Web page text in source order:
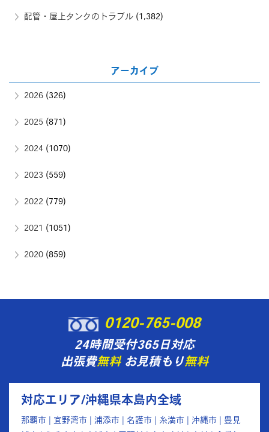
配管・屋上タンクのトラブル (1,382)
アーカイブ
2026 (326)
2025 (871)
2024 (1070)
2023 (559)
2022 (779)
2021 (1051)
2020 (859)
0120-765-008
24時間受付365日対応
出張費無料お見積もり無料
対応エリア/沖縄県本島内全域
那覇市 | 宜野湾市 | 浦添市 | 名護市 | 糸満市 | 沖縄市 | 豊見